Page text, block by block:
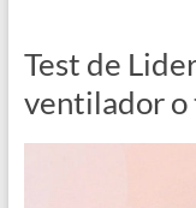
Test de
ventilador o